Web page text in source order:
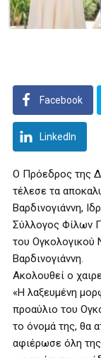
Facebook
LinkedIn
Ο Πρόεδρος της
τέλεσε τα
Βαρδινογιάννη,
Σύλλογος Φίλων
του Ογκολογικού
Βαρδινογιάννη.
Ακολουθεί ο
«Η λαξευμένη
προαύλιο του
το όνομά της, θα
αφιέρωσε όλη